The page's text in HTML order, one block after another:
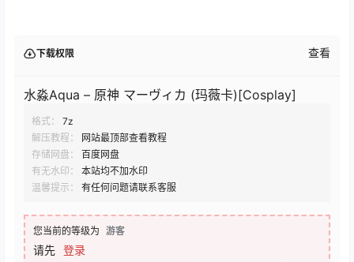
下载权限 查看
水淼Aqua – 原神 マーヴィカ (玛薇卡)[Cosplay]
格式：
7z
解压教程：
网站最顶部查看教程
存储网盘：
百度网盘
有无水印：
本站均不加水印
温馨提示：
有任何问题请联系客服
您当前的等级为 游客
请先 登录